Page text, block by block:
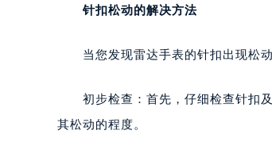
针扣松动的解决方法
当您发现雷达手表的针扣出现松动
初步检查：首先，仔细检查针扣及
其松动的程度。